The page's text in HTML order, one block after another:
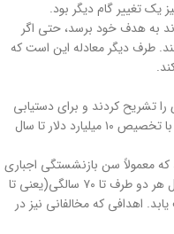
به هدف خود برسد، حتی اگر
طرف دیگر معادله این است که
تشریح کردند و برای دستیابی
به این هدف، ۲۰۲۵-۲۰۲۶ را هدف قرار دادند و با تخصیص ۱۰ میلیارد دلار تا سال
در آوریل امسال ۶۵ ساله شد که معمولاً سن بازنشستگی اجباری
است. او معافیت دریافت کرد تا در صورت تمایل هر دو طرف تا ۷۰ سالگی(یعنی تا
اهدافی که مخالفانی نیز در